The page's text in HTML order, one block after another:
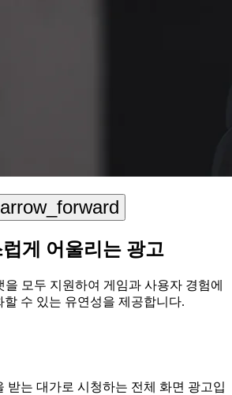
arrow_forward
게 어울리는 광고
모두 지원하여 게임과 사용자 경험에
수 있는 유연성을 제공합니다.
받는 대가로 시청하는 전체 화면 광고입